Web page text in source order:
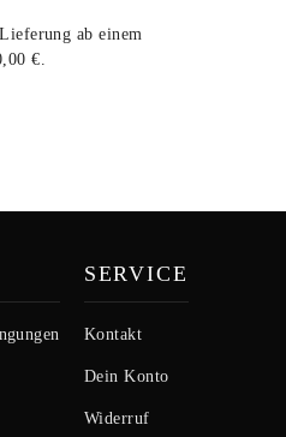
ab einem
€.
SERVICE
Kontakt
Dein Konto
Widerruf